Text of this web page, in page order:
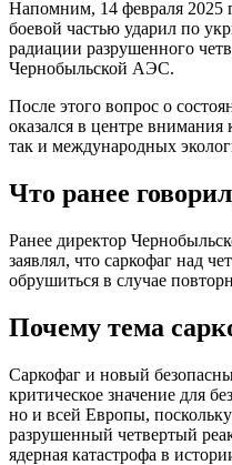
Напомним, 14 февраля 2025
боевой частью ударил по
радиации разрушенного
Чернобыльской АЭС.
После этого вопрос о
оказался в центре внимания
так и международных
Что ранее
Ранее директор
заявлял, что саркофаг над
обрушиться в случае
Почему тема
Саркофаг и новый
критическое значение для
но и всей Европы,
разрушенный четвертый
ядерная катастрофа в